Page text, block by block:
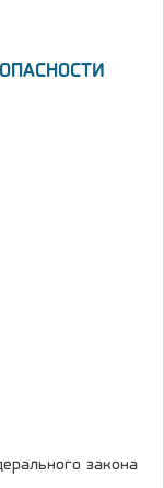
закона